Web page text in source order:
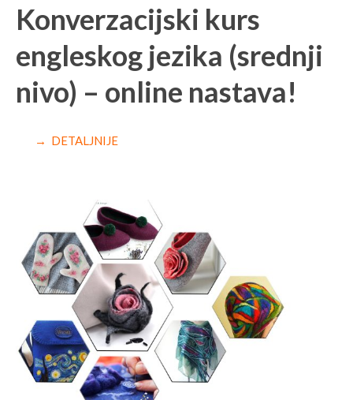
Konverzacijski kurs
engleskog jezika (srednji
nivo) – online nastava!
→ DETALJNIJE